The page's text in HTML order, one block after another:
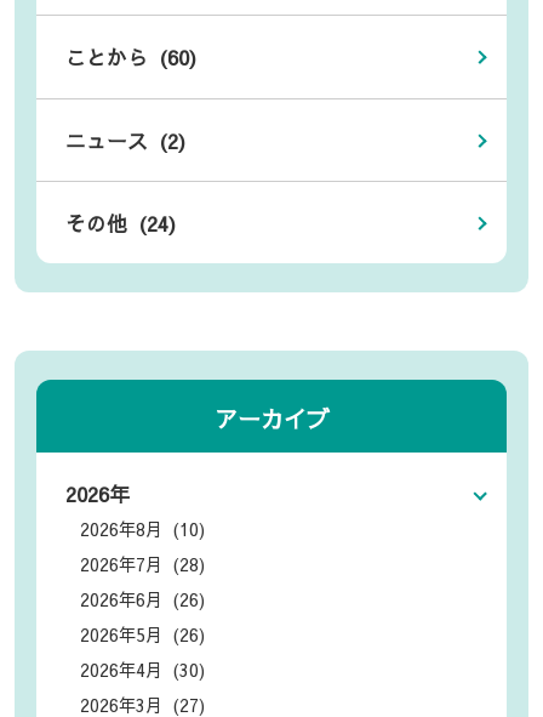
ことから (60)
ニュース (2)
その他 (24)
アーカイブ
2026年
2026年8月 (10)
2026年7月 (28)
2026年6月 (26)
2026年5月 (26)
2026年4月 (30)
2026年3月 (27)